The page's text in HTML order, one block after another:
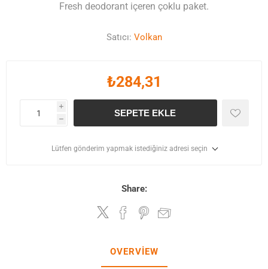
Fresh deodorant içeren çoklu paket.
Satıcı: Volkan
₺284,31
i
h
SEPETE EKLE
Lütfen gönderim yapmak istediğiniz adresi seçin
Share:
OVERVIEW